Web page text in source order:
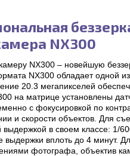
NX300
NX300 – новейшую
NX300 обладает одной
20.3 мегапикселей
на матрице установлены
с фокусировкой по
и скорости объектов. Для
выдержкой в своем классе: 1/
выдержки вплоть до 4 минут.
фотографа, объектив